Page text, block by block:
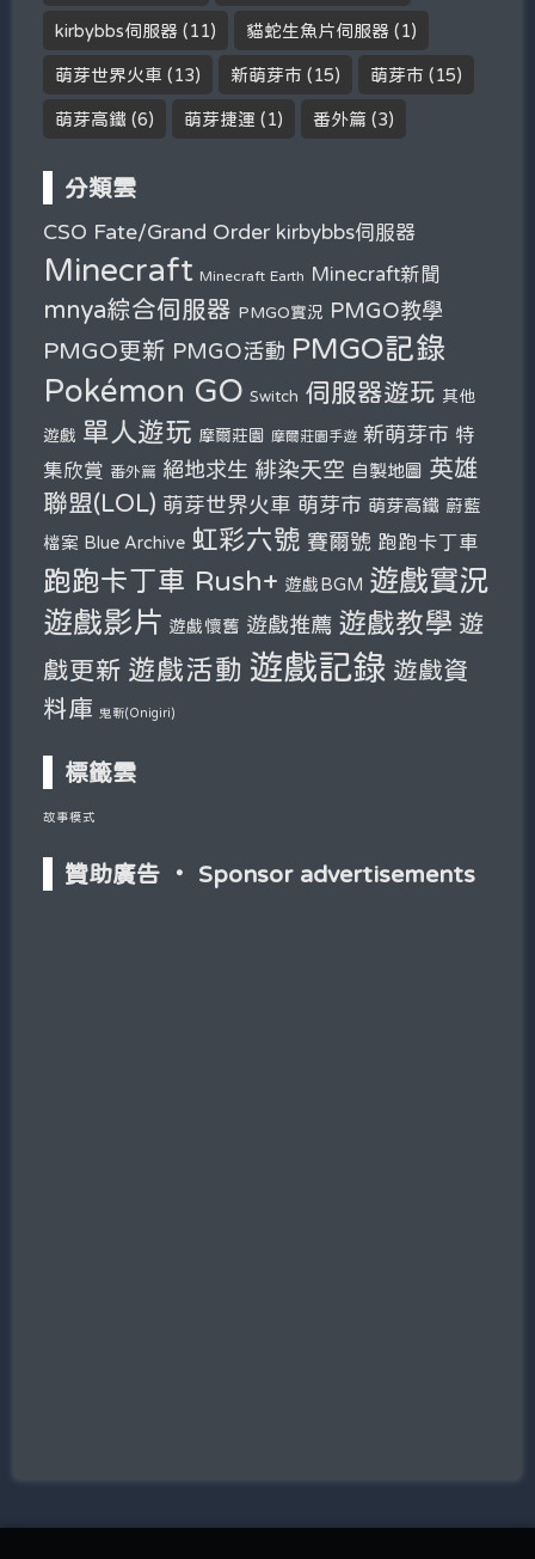
kirbybbs伺服器 (11) 貓蛇生魚片伺服器 (1)
萌芽世界火車 (13) 新萌芽市 (15) 萌芽市 (15)
萌芽高鐵 (6) 萌芽捷運 (1) 番外篇 (3)
分類雲
CSO Fate/Grand Order kirbybbs伺服器
Minecraft Minecraft Earth Minecraft新聞
mnya綜合伺服器 PMGO實況 PMGO教學
PMGO更新 PMGO活動 PMGO記錄
Pokémon GO Switch 伺服器遊玩 其他
遊戲 單人遊玩 摩爾莊園 摩爾莊園手遊 新萌芽市 特
集欣賞 番外篇 絕地求生 緋染天空 自製地圖 英雄
聯盟(LOL) 萌芽世界火車 萌芽市 萌芽高鐵 蔚藍
檔案 Blue Archive 虹彩六號 賽爾號 跑跑卡丁車
跑跑卡丁車 Rush+ 遊戲BGM 遊戲實況
遊戲影片 遊戲懷舊 遊戲推薦 遊戲教學 遊
戲更新 遊戲活動 遊戲記錄 遊戲資
料庫
鬼斬(Onigiri)
標籤雲
故事模式
贊助廣告 ‧ Sponsor advertisements